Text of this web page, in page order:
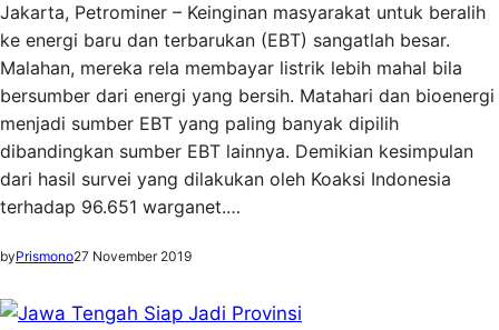
Jakarta, Petrominer – Keinginan masyarakat untuk beralih
ke energi baru dan terbarukan (EBT) sangatlah besar.
Malahan, mereka rela membayar listrik lebih mahal bila
bersumber dari energi yang bersih. Matahari dan bioenergi
menjadi sumber EBT yang paling banyak dipilih
dibandingkan sumber EBT lainnya. Demikian kesimpulan
dari hasil survei yang dilakukan oleh Koaksi Indonesia
terhadap 96.651 warganet.…
byPrismono27 November 2019